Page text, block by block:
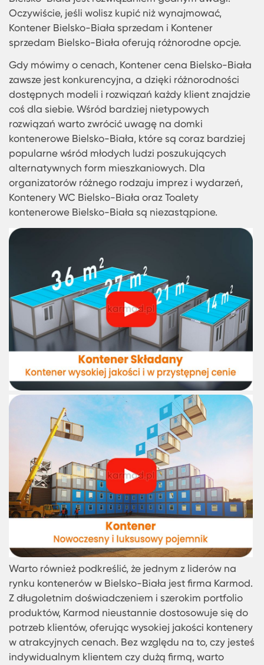
pokazuje, jak wszechstronne mogą być te
Jeśli szukasz oszczędności, Najtańszy kontener
Bielsko-Biała z pewnością przyciągnie Twoją
Dla przedsiębiorców, którzy potrzebują biura na
krótki okres czasu, Kontener biurowy do
Bielsko-Biała jest rozwiązaniem godnym uwagi.
Oczywiście, jeśli wolisz kupić niż wynajmować,
Kontener Bielsko-Biała sprzedam i Kontener
sprzedam Bielsko-Biała oferują różnorodne
Gdy mówimy o cenach, Kontener cena Bielsko-
zawsze jest konkurencyjna, a dzięki
dostępnych modeli i rozwiązań każdy klient
rozwiązań warto zwrócić uwagę na domki
kontenerowe Bielsko-Biała, które są coraz
popularne wśród młodych ludzi poszukujących
alternatywnych form mieszkaniowych. Dla
organizatorów różnego rodzaju imprez i
Kontenery WC Bielsko-Biała oraz Toalety
kontenerowe Bielsko-Biała są niezastąpione.